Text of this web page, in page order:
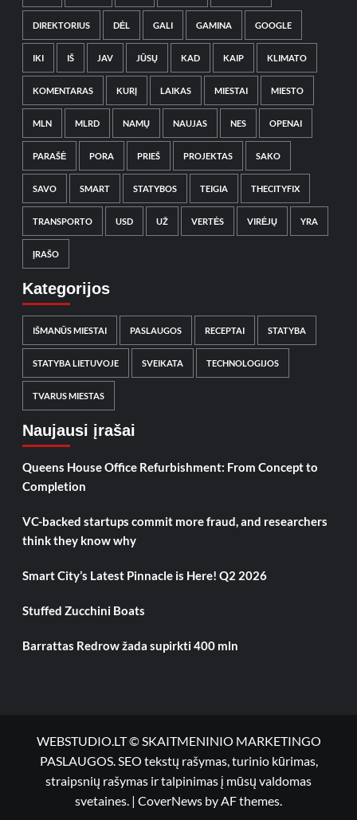
DIREKTORIUS DĖL GALI GAMINA GOOGLE
IKI IŠ JAV JŪSŲ KAD KAIP KLIMATO
KOMENTARAS KURĮ LAIKAS MIESTAI MIESTO
MLN MLRD NAMŲ NAUJAS NES OPENAI
PARAŠĖ PORA PRIEŠ PROJEKTAS SAKO
SAVO SMART STATYBOS TEIGIA THECITYFIX
TRANSPORTO USD UŽ VERTĖS VIRĖJŲ YRA
ĮRAŠO
Kategorijos
IŠMANŪS MIESTAI PASLAUGOS RECEPTAI STATYBA
STATYBA LIETUVOJE SVEIKATA TECHNOLOGIJOS
TVARUS MIESTAS
Naujausi įrašai
Queens House Office Refurbishment: From Concept to
Completion
VC-backed startups commit more fraud, and researchers
think they know why
Smart City’s Latest Pinnacle is Here! Q2 2026
Stuffed Zucchini Boats
Barrattas Redrow žada supirkti 400 mln
WEBSTUDIO.LT © SKAITMENINIO MARKETINGO
PASLAUGOS. SEO tekstų rašymas, turinio kūrimas,
straipsnių rašymas ir talpinimas į mūsų valdomas
svetaines. | CoverNews by AF themes.